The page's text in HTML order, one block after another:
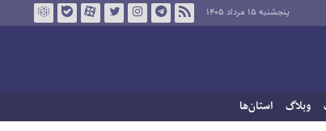
پنجشنبه ۱۵ مرداد ۱۴۰۵
وبلاگ استان‌ها